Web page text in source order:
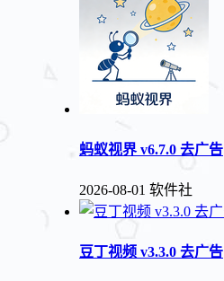
蚂蚁视界 v6.7.0 去广告
2026-08-01 软件社
豆丁视频 v3.3.0 去广告